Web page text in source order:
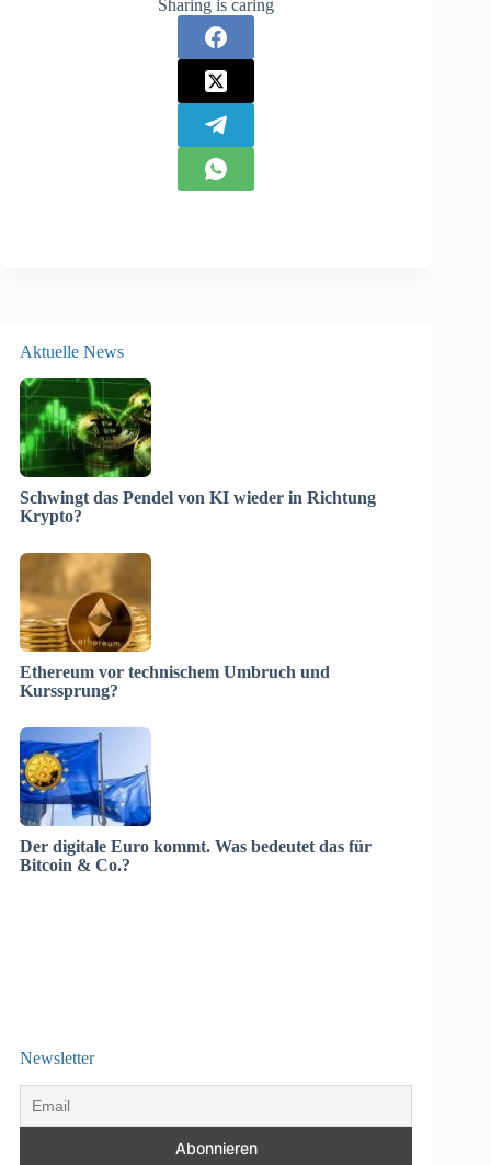
Sharing is caring
Aktuelle News
Schwingt das Pendel von KI wieder in Richtung
Krypto?
Ethereum vor technischem Umbruch und
Kurssprung?
Der digitale Euro kommt. Was bedeutet das für
Bitcoin & Co.?
Newsletter